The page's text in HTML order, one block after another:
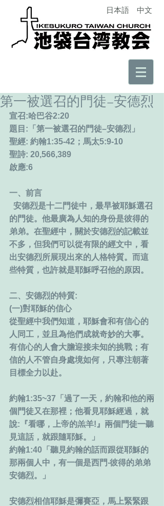
日本語 中文
第一被選召的門徒–安德烈
宣召:哈巴谷2:20
題目:「第一被選召的門徒–安德烈」
聖經: 約翰1:35-42；馬太5:9-10
聖詩: 20,566,389
啟應:6
一、前言
安德烈是十二門徒中，最早被耶穌選召
的門徒。他最廣為人知的身份是彼得的
弟弟。在聖經中，關於安德烈的記載並
不多，但我們可以從有限的經文中，看
出安德烈所展現出來的人格特質。而這
些特質，也許就是耶穌呼召他的原因。
二、安德烈的特質:
(一)對耶穌的信心
從聖經中我們知道，耶穌會和有信心的
人同工，並且為他們成就奇妙的大事。
有信心的人會大膽迎接未知的挑戰；有
信的人不管自身處境如何，只專注朝著
目標全力以赴。
約翰1:35~37「過了一天，約翰和他的兩
個門徒又在那裡；他看見耶穌經過，就
說:『看哪，上帝的羔羊!』兩個門徒一聽
見這話，就跟隨耶穌。」
約翰1:40「聽見約翰的話而跟從耶穌的
那兩個人中，有一個是西門‧彼得的弟弟
安德烈。」
安德烈相信耶穌是彌賽亞，馬上緊緊跟